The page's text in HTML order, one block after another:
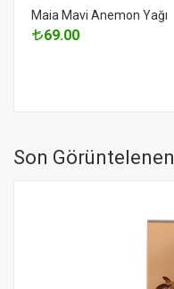
Maia Mavi Anemon Yağı
69.00
Son Görüntelenen